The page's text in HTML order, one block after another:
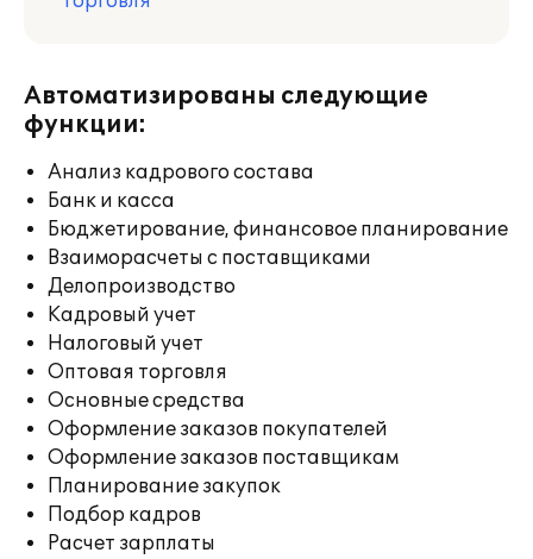
Автоматизированы следующие
функции:
Анализ кадрового состава
Банк и касса
Бюджетирование, финансовое планирование
Взаиморасчеты с поставщиками
Делопроизводство
Кадровый учет
Налоговый учет
Оптовая торговля
Основные средства
Оформление заказов покупателей
Оформление заказов поставщикам
Планирование закупок
Подбор кадров
Расчет зарплаты